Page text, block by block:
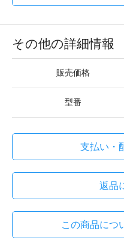
その他の詳細情報
販売価格
型番
支払い・
返品
この商品につ